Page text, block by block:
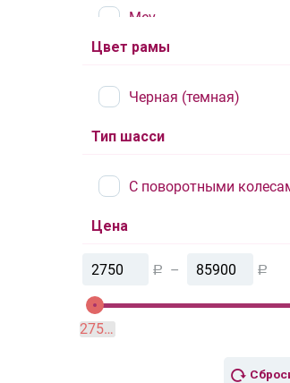
Mev
Modu
Цвет рамы
Черная (темная)
Тип шасси
С поворотными
Цена
Р – Р
2750